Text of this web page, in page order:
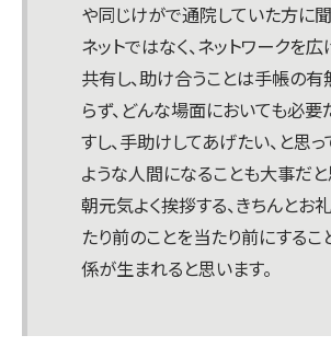
や同じけがで通院していた方に聞
ネットではなく、ネットワークを
共有し、助け合うことは手帳の
らず、どんな場面においても必要
すし、手助けしてあげたい、と思
ような人間になることも大事だと
朝元気よく挨拶する、きちんとお
たり前のことを当たり前にするこ
係が生まれると思います。